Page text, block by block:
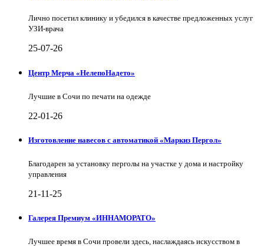
Лично посетил клинику и убедился в качестве предложенных услуг
УЗИ-врача
25-07-26
Центр Мерча «НелепоНадето»
Лучшие в Сочи по печати на одежде
22-01-26
Изготовление навесов с автоматикой «Маркиз Пергол»
Благодарен за установку перголы на участке у дома и настройку
управления
21-11-25
Галерея Премиум «ИННАМОРАТО»
Лучшее время в Сочи провели здесь, наслаждаясь искусством в